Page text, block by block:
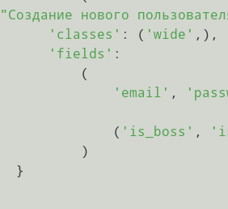
нового
'classes' : ( 'wide' ,),
'fields' :
'email' ,
                        (
'is_boss' ,